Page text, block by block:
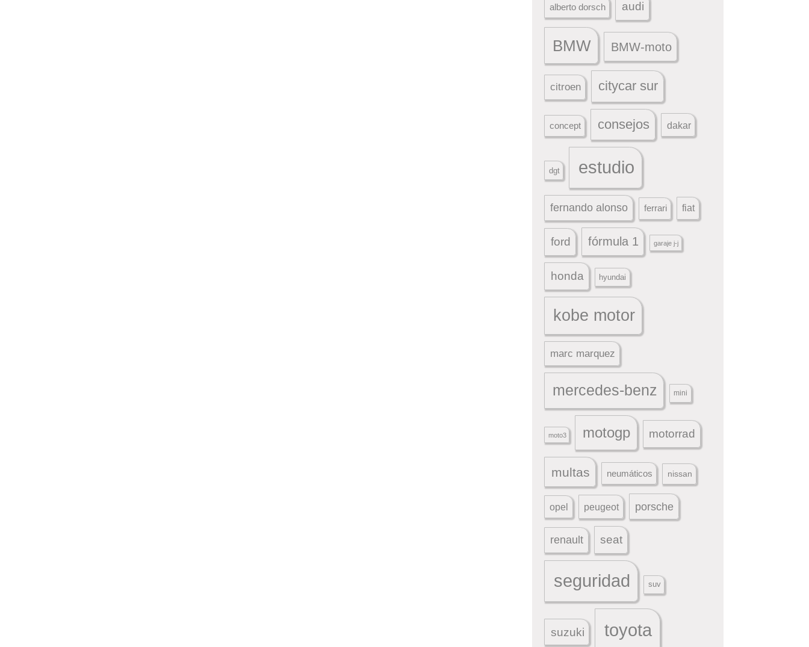
alberto dorsch audi
BMW BMW-moto
citroen citycar sur
concept consejos dakar
dgt estudio
fernando alonso ferrari fiat
ford fórmula 1 garaje j-j
honda hyundai
kobe motor
marc marquez
mercedes-benz mini
moto3 motogp motorrad
multas neumáticos nissan
opel peugeot porsche
renault seat
seguridad suv
suzuki toyota